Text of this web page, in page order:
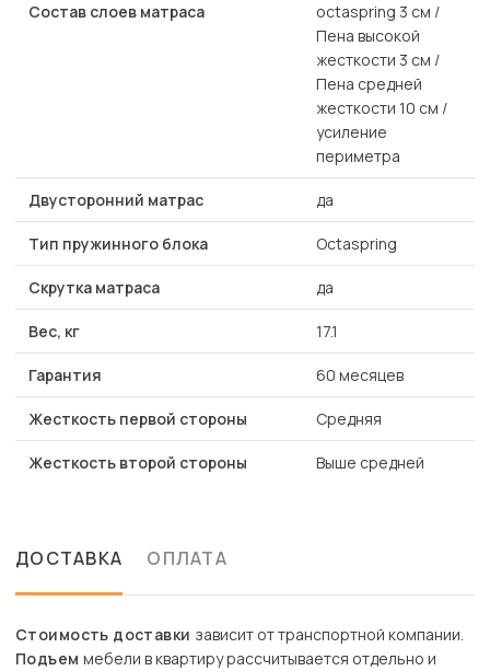
Состав слоев матраса
octaspring 3 см /
Пена высокой
жесткости 3 см /
Пена средней
жесткости 10 см /
усиление
периметра
Двусторонний матрас да
Тип пружинного блока Octaspring
Скрутка матраса да
Вес, кг 17.1
Гарантия 60 месяцев
Жесткость первой стороны Средняя
Жесткость второй стороны Выше средней
ДОСТАВКА ОПЛАТА
Стоимость доставки зависит от транспортной компании.
Подъем мебели в квартиру рассчитывается отдельно и